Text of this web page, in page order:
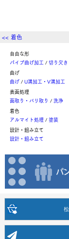
自由な形
パイプ曲げ加工
切り欠
曲げ
曲げ
U溝加工・V溝加工
表面処理
面取り・バリ取り
洗浄
着色
アルマイト処理
塗装
設計・組み立て
設計・組み立て
<< 着色